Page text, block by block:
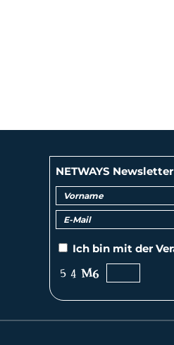
NETWAYS Newsletter
Ich bin mit der